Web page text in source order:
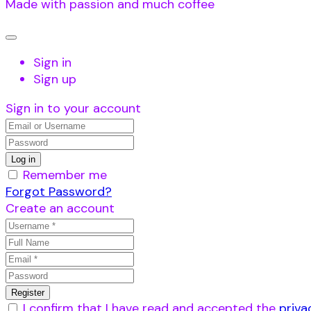
Made with passion and much coffee
Sign in
Sign up
Sign in to your account
Remember me
Forgot Password?
Create an account